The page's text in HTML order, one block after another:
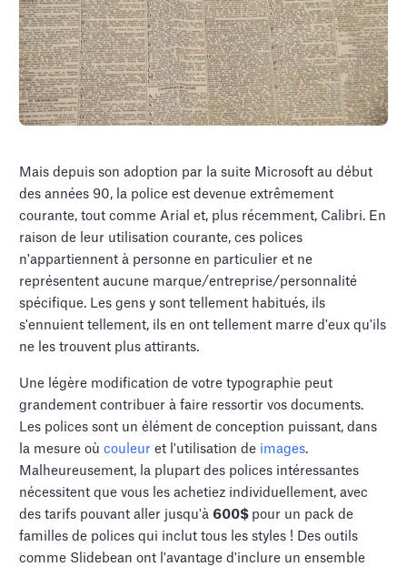
Mais depuis son adoption par la suite Microsoft au début
des années 90, la police est devenue extrêmement
courante, tout comme Arial et, plus récemment, Calibri. En
raison de leur utilisation courante, ces polices
n'appartiennent à personne en particulier et ne
représentent aucune marque/entreprise/personnalité
spécifique. Les gens y sont tellement habitués, ils
s'ennuient tellement, ils en ont tellement marre d'eux qu'ils
ne les trouvent plus attirants.
Une légère modification de votre typographie peut
grandement contribuer à faire ressortir vos documents.
Les polices sont un élément de conception puissant, dans
la mesure oùcouleur et l'utilisation de images.
Malheureusement, la plupart des polices intéressantes
nécessitent que vous les achetiez individuellement, avec
des tarifs pouvant aller jusqu'à 600$ pour un pack de
familles de polices qui inclut tous les styles ! Des outils
comme Slidebean ont l'avantage d'inclure un ensemble